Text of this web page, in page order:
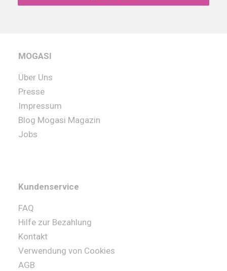
MOGASI
Über Uns
Presse
Impressum
Blog Mogasi Magazin
Jobs
Kundenservice
FAQ
Hilfe zur Bezahlung
Kontakt
Verwendung von Cookies
AGB